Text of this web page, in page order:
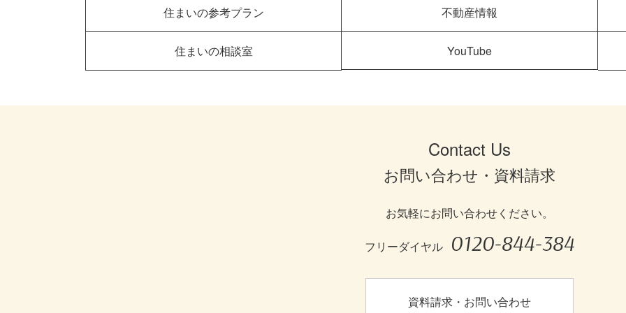
住まいの参考プラン 不動産情報
住まいの相談室 YouTube
Contact Us
お問い合わせ・資料請求
お気軽にお問い合わせください。
フリーダイヤル 0120-844-384
資料請求・お問い合わせ